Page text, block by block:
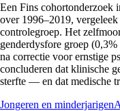
Een Fins cohortonderzoek
over 1996–2019,
controlegroep. Het
genderdysfore groep
na correctie voor ernstige
concluderen dat klinische
sterfte — en dat medische
Jongeren en minderjarigen